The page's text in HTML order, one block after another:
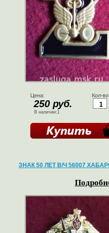
Цена:
250 руб.
В наличии:1
Кол-
ЗНАК 50 ЛЕТ В/Ч 56007